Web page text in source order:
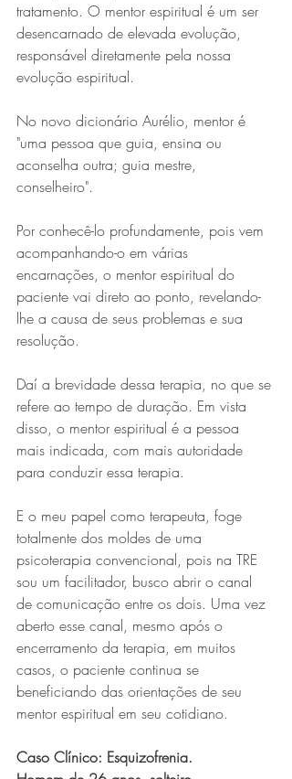
tratamento. O mentor espiritual é um ser
desencarnado de elevada evolução,
responsável diretamente pela nossa
evolução espiritual.
No novo dicionário Aurélio, mentor é
"uma pessoa que guia, ensina ou
aconselha outra; guia mestre,
conselheiro".
Por conhecê-lo profundamente, pois vem
acompanhando-o em várias
encarnações, o mentor espiritual do
paciente vai direto ao ponto, revelando-
lhe a causa de seus problemas e sua
resolução.
Daí a brevidade dessa terapia, no que se
refere ao tempo de duração. Em vista
disso, o mentor espiritual é a pessoa
mais indicada, com mais autoridade
para conduzir essa terapia.
E o meu papel como terapeuta, foge
totalmente dos moldes de uma
psicoterapia convencional, pois na TRE
sou um facilitador, busco abrir o canal
de comunicação entre os dois. Uma vez
aberto esse canal, mesmo após o
encerramento da terapia, em muitos
casos, o paciente continua se
beneficiando das orientações de seu
mentor espiritual em seu cotidiano.
Caso Clínico: Esquizofrenia.